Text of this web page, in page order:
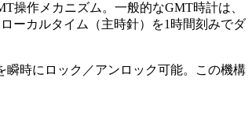
操作メカニズム。一般的なGMT時計は、
ーカルタイム（主時針）を1時間刻みでダ
時にロック／アンロック可能。この機構